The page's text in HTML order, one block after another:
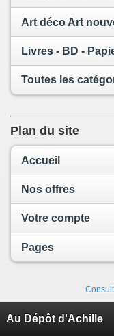
Art déco Art
Livres - BD -
Toutes les
Plan du site
Accueil
Nos offres
Votre compte
Pages
Au Dépôt d'Achille